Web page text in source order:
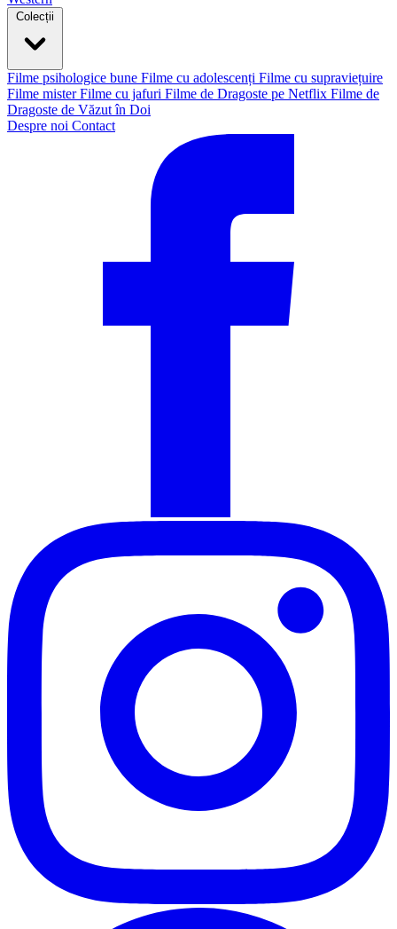
Colecții
Filme psihologice bune Filme cu adolescenți Filme cu supraviețuire
Filme mister Filme cu jafuri Filme de Dragoste pe Netflix Filme de
Dragoste de Văzut în Doi
Despre noi Contact